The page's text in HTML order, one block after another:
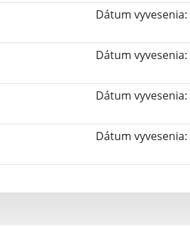
Dátum vyvesenia:
Dátum vyvesenia:
Dátum vyvesenia:
Dátum vyvesenia: